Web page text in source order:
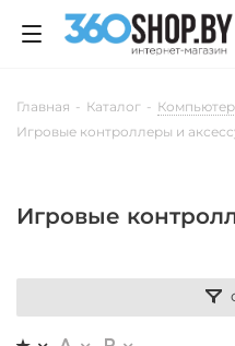
Главная - Каталог -
Игровые контроллеры и
Игровые